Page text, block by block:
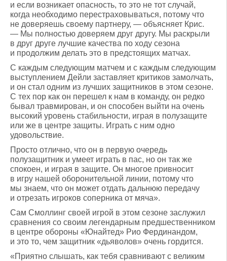
и если возникает опасность, то это не тот случай,
когда необходимо перестраховываться, потому что
не доверяешь своему партнеру, — объясняет Крис.
— Мы полностью доверяем друг другу. Мы раскрыли
в друг друге лучшие качества по ходу сезона
и продолжим делать это в предстоящих матчах.
С каждым следующим матчем и с каждым следующим
выступлением Дейли заставляет критиков замолчать,
и он стал одним из лучших защитников в этом сезоне.
С тех пор как он перешел к нам в команду, он редко
бывал травмирован, и он способен выйти на очень
высокий уровень стабильности, играя в полузащите
или же в центре защиты. Играть с ним одно
удовольствие.
Просто отлично, что он в первую очередь
полузащитник и умеет играть в пас, но он так же
спокоен, и играя в защите. Он многое привносит
в игру нашей оборонительной линии, потому что
мы знаем, что он может отдать дальнюю передачу
и отрезать игроков соперника от мяча».
Сам Смоллинг своей игрой в этом сезоне заслужил
сравнения со своим легендарным предшественником
в центре обороны «Юнайтед» Рио Фердинандом,
и это то, чем защитник «дьяволов» очень гордится.
«Приятно слышать, как тебя сравнивают с великим